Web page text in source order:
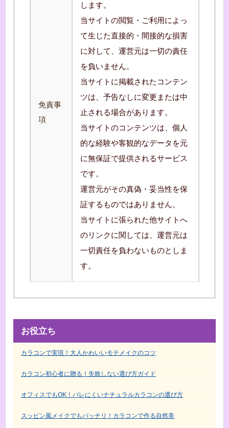
免責事
項
します。
当サイトの閲覧・ご利用によっ
て生じた直接的・間接的な損害
に対して、運営元は一切の責任
を負いません。
当サイトに掲載されたコンテン
ツは、予告なしに変更または中
止される場合があります。
当サイトのコンテンツは、個人
的な経験や客観的なデータを元
に無保証で提供されるサービス
です。
運営元がその真偽・妥当性を保
証するものではありません。
当サイトに張られた他サイトへ
のリンクに関しては、運営元は
一切責任を負わないものとしま
す。
お役立ち
カラコンで実現！大人かわいいモテメイクのコツ
カラコン初心者に贈る！失敗しない選び方ガイド
オフィスでもOK！バレにくいナチュラルカラコンの選び方
スッピン風メイクでもバッチリ！カラコンで作る自然美